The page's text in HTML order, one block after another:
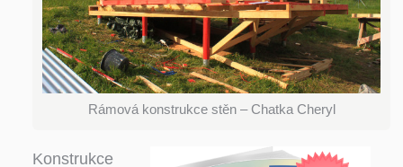
Rámová konstrukce stěn – Chatka Cheryl
Konstrukce